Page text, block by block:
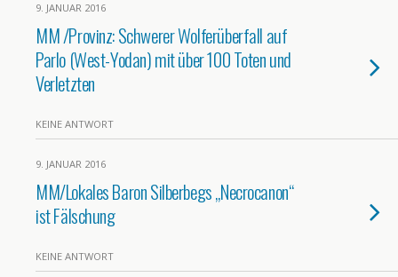
9. JANUAR 2016
MM /Provinz: Schwerer Wolferüberfall auf
Parlo (West-Yodan) mit über 100 Toten und
Verletzten
KEINE ANTWORT
9. JANUAR 2016
MM/Lokales Baron Silberbegs „Necrocanon“
ist Fälschung
KEINE ANTWORT